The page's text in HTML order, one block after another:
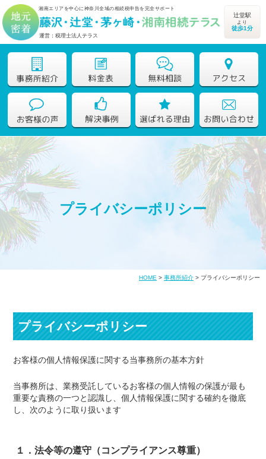
湘南エリアを中心に神奈川全域の相続税申告を完全サポート
運営：税理士法人テラス
辻堂駅
より
徒歩1分
プライバシーポリシー
HOME > 事務所紹介 > プライバシーポリシー
プライバシーポリシー
お客様の個人情報保護に関する当事務所の基本方針
当事務所は、業務受託しているお客様の個人情報の保護が最も
重要な責務の一つと認識し、個人情報保護に関する確約を徹底
し、次のように取り扱います
１．法令等の遵守（コンプライアンス尊重）